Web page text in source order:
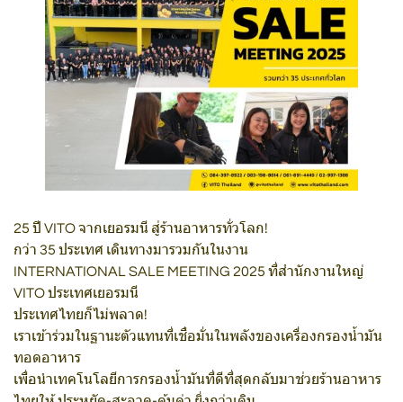
25 ปี VITO จากเยอรมนี สู่ร้านอาหารทั่วโลก!
กว่า 35 ประเทศ เดินทางมารวมกันในงาน
INTERNATIONAL SALE MEETING 2025 ที่สำนักงานใหญ่
VITO ประเทศเยอรมนี
ประเทศไทยก็ไม่พลาด!
เราเข้าร่วมในฐานะตัวแทนที่เชื่อมั่นในพลังของเครื่องกรองน้ำมัน
ทอดอาหาร
เพื่อนำเทคโนโลยีการกรองน้ำมันที่ดีที่สุดกลับมาช่วยร้านอาหาร